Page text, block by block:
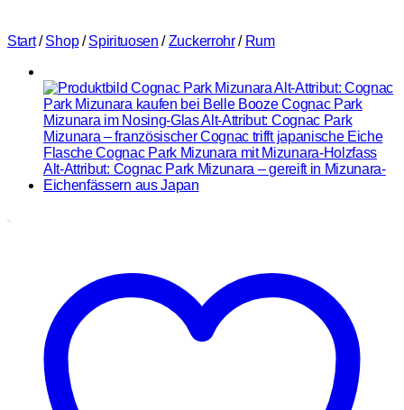
Start / Shop / Spirituosen / Zuckerrohr / Rum